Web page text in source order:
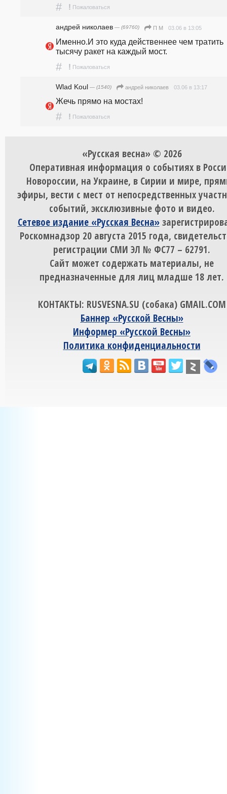
# ! Пожаловаться
андpeй николаев — (69760) П М 03.06 в 13:05
Именно.И это куда действеннее чем тратить
тысячу ракет на каждый мост.
# ! Пожаловаться
Wlad Koul — (1540) андpeй николаев 03.06 в 13:17
Жечь прямо на мостах!
# ! Пожаловаться
«Русская весна» © 2026
Оперативная информация о событиях в
Новороссии, на Украине, в Сирии и мире,
эфиры, вести с мест от непосредственных
событий, эксклюзивные фото и видео.
Сетевое издание «Русская Весна»
Роскомнадзор 20 августа 2015 года,
регистрации СМИ ЭЛ № ФС77 – 62791.
Сайт может содержать материалы, не
предназначенные для лиц младше 18 лет.
КОНТАКТЫ: RUSVESNA.SU (собака) GMAIL.COM
Баннер «Русской Весны»
Информер «Русской Весны»
Политика конфиденциальности